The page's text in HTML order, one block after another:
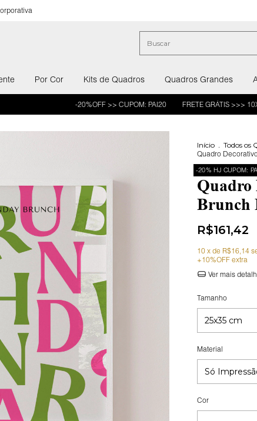
Por Cor Kits de Quadros Quadros Grandes
-20%OFF >> CUPOM: PAI20 FRETE GRÁTIS >>> 10X SEM
Início Todos os
Quadro
-20% HJ CUPOM:
Quadro
Brunch
R$161,42
10 x de R$16,14
Ver mais
Tamanho
Material
Cor